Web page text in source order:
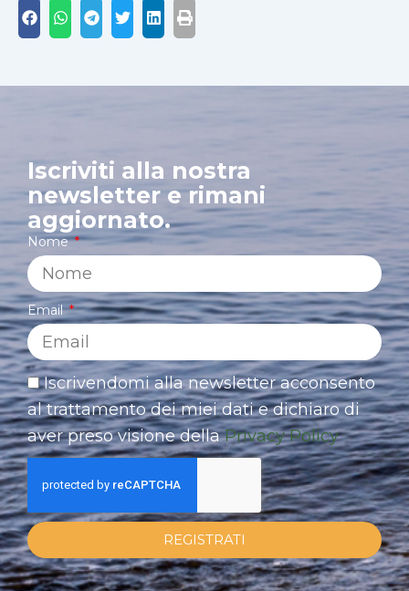
Iscriviti alla nostra
newsletter e rimani
aggiornato.
Nome
Email
Iscrivendomi alla newsletter acconsento
al trattamento dei miei dati e dichiaro di
aver preso visione dellaPrivacy Policy
REGISTRATI